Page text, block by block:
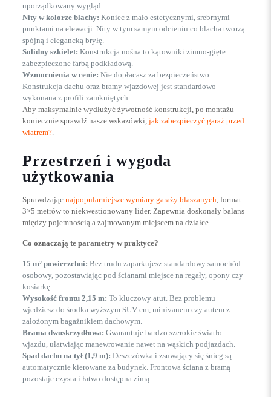
uporządkowany wygląd.
Nity w kolorze blachy: Koniec z mało estetycznymi, srebrnymi
punktami na elewacji. Nity w tym samym odcieniu co blacha tworzą
spójną i elegancką bryłę.
Solidny szkielet: Konstrukcja nośna to kątowniki zimno-gięte
zabezpieczone farbą podkładową.
Wzmocnienia w cenie: Nie dopłacasz za bezpieczeństwo.
Konstrukcja dachu oraz bramy wjazdowej jest standardowo
wykonana z profili zamkniętych.
Aby maksymalnie wydłużyć żywotność konstrukcji, po montażu
koniecznie sprawdź nasze wskazówki, jak zabezpieczyć garaż przed
wiatrem?.
Przestrzeń i wygoda
użytkowania
Sprawdzając najpopularniejsze wymiary garaży blaszanych , format
3×5 metrów to niekwestionowany lider. Zapewnia doskonały balans
między pojemnością a zajmowanym miejscem na działce.
Co oznaczają te parametry w praktyce?
15 m² powierzchni: Bez trudu zaparkujesz standardowy samochód
osobowy, pozostawiając pod ścianami miejsce na regały, opony czy
kosiarkę.
Wysokość frontu 2,15 m: To kluczowy atut. Bez problemu
wjedziesz do środka wyższym SUV-em, minivanem czy autem z
założonym bagażnikiem dachowym.
Brama dwuskrzydłowa: Gwarantuje bardzo szerokie światło
wjazdu, ułatwiając manewrowanie nawet na wąskich podjazdach.
Spad dachu na tył (1,9 m): Deszczówka i zsuwający się śnieg są
automatycznie kierowane za budynek. Frontowa ściana z bramą
pozostaje czysta i łatwo dostępna zimą.